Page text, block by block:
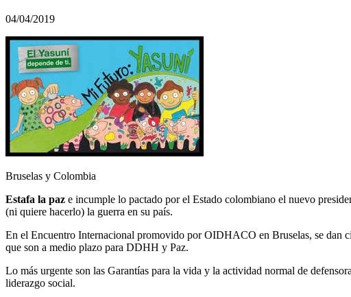
04/04/2019
Bruselas y Colombia
Estafa la paz e incumple lo pactado por el Estado colombiano el nuevo
(ni quiere hacerlo) la guerra en su país.
En el Encuentro Internacional promovido por OIDHACO en Bruselas, se dan
que son a medio plazo para DDHH y Paz.
Lo más urgente son las Garantías para la vida y la actividad normal de
liderazgo social.